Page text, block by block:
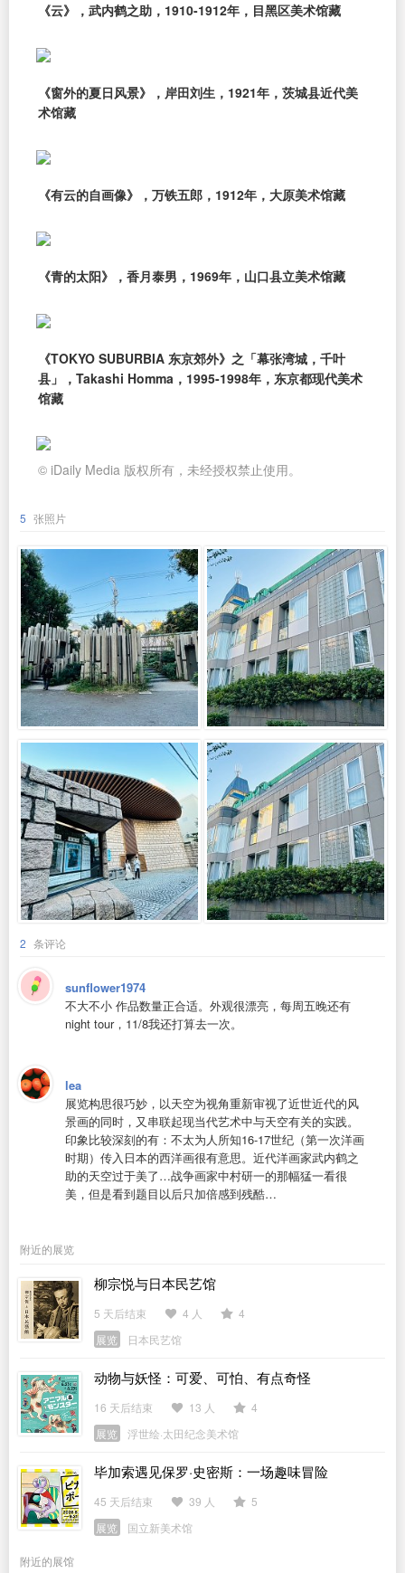
《云》，武内鹤之助，1910-1912年，目黑区美术馆藏
《窗外的夏日风景》，岸田刘生，1921年，茨城县近代美
术馆藏
《有云的自画像》，万铁五郎，1912年，大原美术馆藏
《青的太阳》，香月泰男，1969年，山口县立美术馆藏
《TOKYO SUBURBIA 东京郊外》之「幕张湾城，千叶
县」，Takashi Homma，1995-1998年，东京都现代美术
馆藏
© iDaily Media 版权所有，未经授权禁止使用。
5 张照片
2 条评论
sunflower1974
不大不小 作品数量正合适。外观很漂亮，每周五晚还有
night tour，11/8我还打算去一次。
lea
展览构思很巧妙，以天空为视角重新审视了近世近代的风
景画的同时，又串联起现当代艺术中与天空有关的实践。
印象比较深刻的有：不太为人所知16-17世纪（第一次洋画
时期）传入日本的西洋画很有意思。近代洋画家武内鹤之
助的天空过于美了…战争画家中村研一的那幅猛一看很
美，但是看到题目以后只加倍感到残酷…
附近的展览
柳宗悦与日本民艺馆
5 天后结束 4 人
4
展览
日本民艺馆
动物与妖怪：可爱、可怕、有点奇怪
16 天后结束 13 人
4
展览
浮世绘·太田纪念美术馆
毕加索遇见保罗·史密斯：一场趣味冒险
45 天后结束 39 人
5
展览
国立新美术馆
附近的展馆